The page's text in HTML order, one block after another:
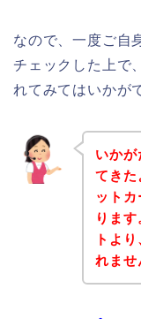
なので、一度ご自
チェックした上で
れてみてはいかが
いか
てきた
ット
りま
トよ
れませ